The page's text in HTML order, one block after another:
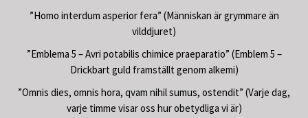
”Homo interdum asperior fera” (Människan är grymmare än
vilddjuret)
”Emblema 5 – Avri potabilis chimice praeparatio” (Emblem 5 –
Drickbart guld framställt genom alkemi)
”Omnis dies, omnis hora, qvam nihil sumus, ostendit” (Varje dag,
varje timme visar oss hur obetydliga vi är)